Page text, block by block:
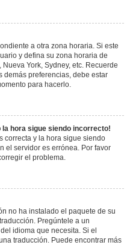
a otra zona horaria. Si este
y defina su zona horaria de
York, Sydney, etc. Recuerde
demás preferencias, debe estar
para hacerlo.
la hora sigue siendo incorrecto!
correcta y la hora sigue siendo
el servidor es errónea. Por favor
el problema.
no ha instalado el paquete de su
Pregúntele a un
idioma que necesita. Si el
traducción. Puede encontrar más